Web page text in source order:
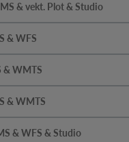
& vekt. Plot & Studio
zurzeit nicht verfügbar.)
& WFS
zurzeit nicht verfügbar.)
& WMTS
zurzeit nicht verfügbar.)
& WMTS
zurzeit nicht verfügbar.)
& WFS & Studio
zurzeit nicht verfügbar.)